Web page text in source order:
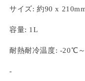
サイズ:約90 x
容量: 1L
耐熱耐冷温度: -20℃ ～
-